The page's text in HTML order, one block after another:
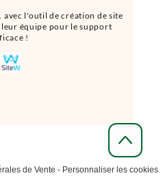
avec l'outil de création de site
équipe pour le support
!
de Vente - Personnaliser les cookies